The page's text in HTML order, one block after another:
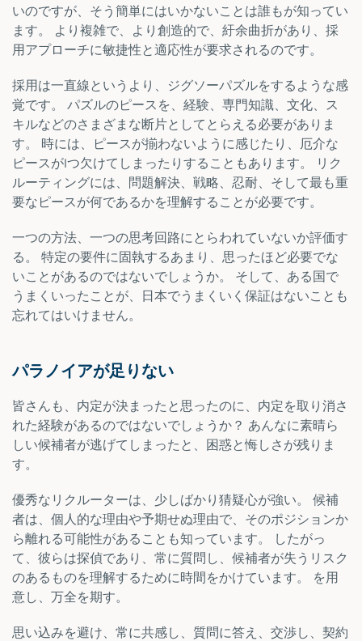
いのですが、そう簡単にはいかないことは誰もが知ってい
ます。 より複雑で、より創造的で、紆余曲折があり、採
用アプローチに敏捷性と適応性が要求されるのです。
採用は一直線というより、ジグソーパズルをするような感
覚です。 パズルのピースを、経験、専門知識、文化、ス
キルなどのさまざまな断片としてとらえる必要がありま
す。 時には、ピースが揃わないように感じたり、厄介な
ピースが1つ欠けてしまったりすることもあります。 リク
ルーティングには、問題解決、戦略、忍耐、そして最も重
要なピースが何であるかを理解することが必要です。
一つの方法、一つの思考回路にとらわれていないか評価す
る。 特定の要件に固執するあまり、思ったほど必要でな
いことがあるのではないでしょうか。 そして、ある国で
うまくいったことが、日本でうまくいく保証はないことも
忘れてはいけません。
パラノイアが足りない
皆さんも、内定が決まったと思ったのに、内定を取り消さ
れた経験があるのではないでしょうか？ あんなに素晴ら
しい候補者が逃げてしまったと、困惑と悔しさが残りま
す。
優秀なリクルーターは、少しばかり猜疑心が強い。 候補
者は、個人的な理由や予期せぬ理由で、そのポジションか
ら離れる可能性があることも知っています。 したがっ
て、彼らは探偵であり、常に質問し、候補者が失うリスク
のあるものを理解するために時間をかけています。 を用
意し、万全を期す。
思い込みを避け、常に共感し、質問に答え、交渉し、契約